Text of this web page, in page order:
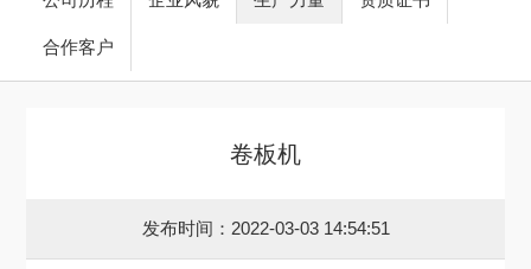
合作客户
卷板机
发布时间：2022-03-03 14:54:51